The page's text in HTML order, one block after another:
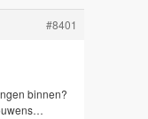
#8401
binnen?